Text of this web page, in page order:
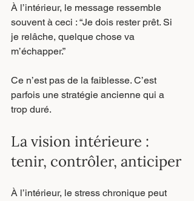
À l’intérieur, le message ressemble
souvent à ceci : “Je dois rester prêt. Si
je relâche, quelque chose va
m’échapper.”
Ce n’est pas de la faiblesse. C’est
parfois une stratégie ancienne qui a
trop duré.
La vision intérieure :
tenir, contrôler, anticiper
À l’intérieur, le stress chronique peut